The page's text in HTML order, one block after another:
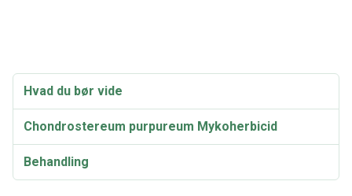
Hvad du bør vide
Chondrostereum purpureum Mykoherbicid
Behandling